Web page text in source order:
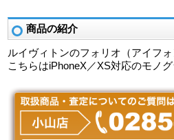
商品の紹介
ルイヴィトンのフォリオ（アイフ
こちらはiPhoneX／XS対応のモノ